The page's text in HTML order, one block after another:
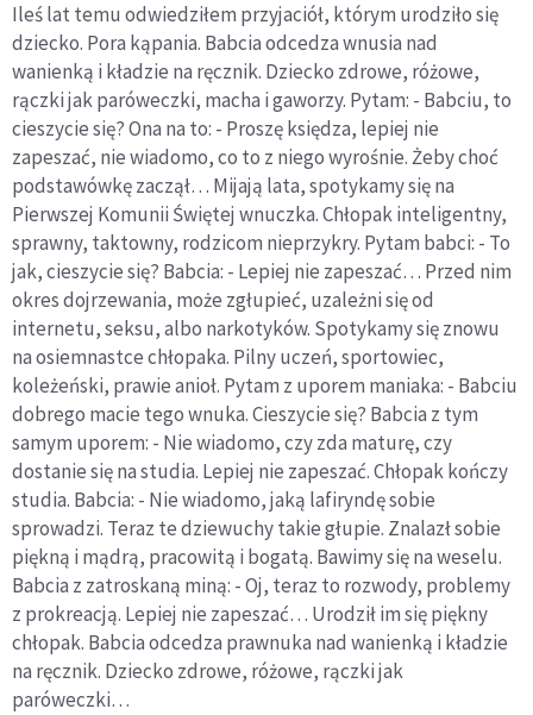
Ileś lat temu odwiedziłem przyjaciół, którym urodziło się
dziecko. Pora kąpania. Babcia odcedza wnusia nad
wanienką i kładzie na ręcznik. Dziecko zdrowe, różowe,
rączki jak paróweczki, macha i gaworzy. Pytam: - Babciu, to
cieszycie się? Ona na to: - Proszę księdza, lepiej nie
zapeszać, nie wiadomo, co to z niego wyrośnie. Żeby choć
podstawówkę zaczął… Mijają lata, spotykamy się na
Pierwszej Komunii Świętej wnuczka. Chłopak inteligentny,
sprawny, taktowny, rodzicom nieprzykry. Pytam babci: - To
jak, cieszycie się? Babcia: - Lepiej nie zapeszać… Przed nim
okres dojrzewania, może zgłupieć, uzależni się od
internetu, seksu, albo narkotyków. Spotykamy się znowu
na osiemnastce chłopaka. Pilny uczeń, sportowiec,
koleżeński, prawie anioł. Pytam z uporem maniaka: - Babciu
dobrego macie tego wnuka. Cieszycie się? Babcia z tym
samym uporem: - Nie wiadomo, czy zda maturę, czy
dostanie się na studia. Lepiej nie zapeszać. Chłopak kończy
studia. Babcia: - Nie wiadomo, jaką lafiryndę sobie
sprowadzi. Teraz te dziewuchy takie głupie. Znalazł sobie
piękną i mądrą, pracowitą i bogatą. Bawimy się na weselu.
Babcia z zatroskaną miną: - Oj, teraz to rozwody, problemy
z prokreacją. Lepiej nie zapeszać… Urodził im się piękny
chłopak. Babcia odcedza prawnuka nad wanienką i kładzie
na ręcznik. Dziecko zdrowe, różowe, rączki jak
paróweczki…